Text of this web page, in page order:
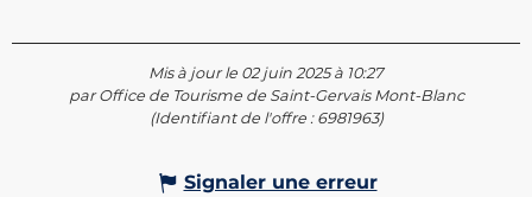
Mis à jour le 02 juin 2025 à 10:27
par Office de Tourisme de Saint-Gervais Mont-Blanc
(Identifiant de l'offre : 6981963)
Signaler une erreur